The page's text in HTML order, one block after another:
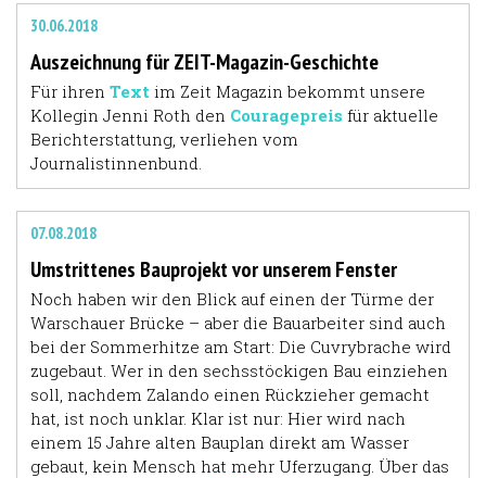
30.06.2018
Auszeichnung für ZEIT-Magazin-Geschichte
Für ihren Text im Zeit Magazin bekommt unsere
Kollegin Jenni Roth den Couragepreis für aktuelle
Berichterstattung, verliehen vom
Journalistinnenbund.
07.08.2018
Umstrittenes Bauprojekt vor unserem Fenster
Noch haben wir den Blick auf einen der Türme der
Warschauer Brücke – aber die Bauarbeiter sind auch
bei der Sommerhitze am Start: Die Cuvrybrache wird
zugebaut. Wer in den sechsstöckigen Bau einziehen
soll, nachdem Zalando einen Rückzieher gemacht
hat, ist noch unklar. Klar ist nur: Hier wird nach
einem 15 Jahre alten Bauplan direkt am Wasser
gebaut, kein Mensch hat mehr Uferzugang. Über das